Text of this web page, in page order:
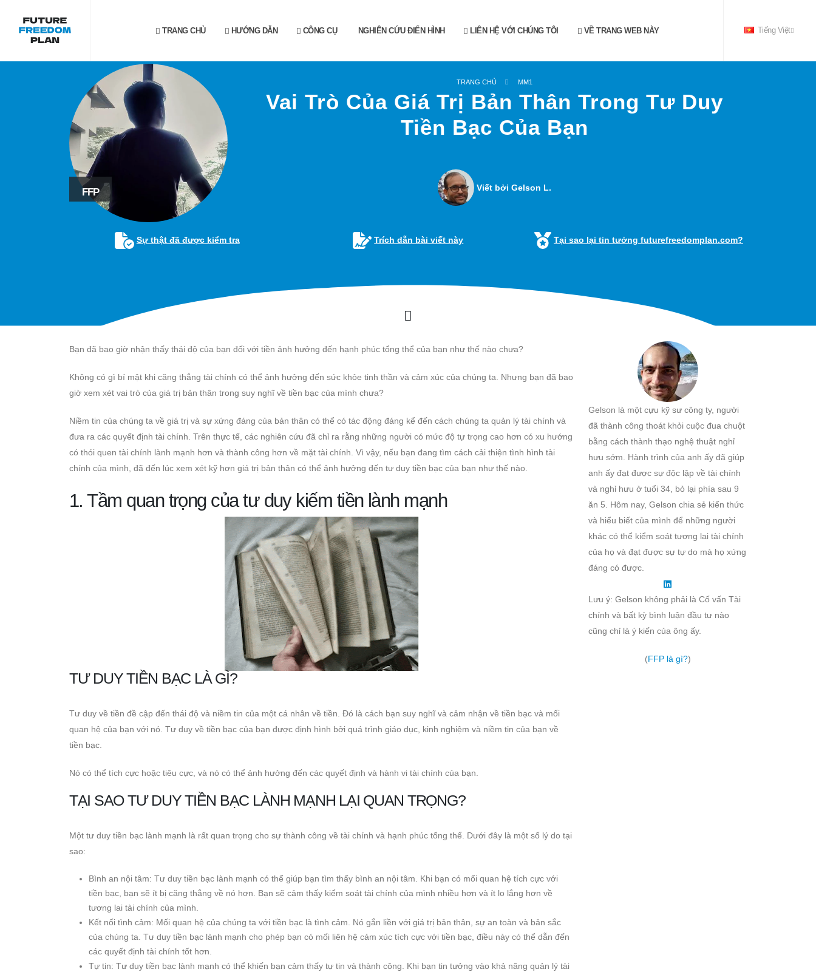
TRANG CHỦ HƯỚNG DẪN CÔNG CỤ NGHIÊN CỨU ĐIỂN HÌNH LIÊN HỆ VỚI CHÚNG TÔI VỀ TRANG WEB NÀY Tiếng Việt
FFP
TRANG CHỦ MM1
Vai Trò Của Giá Trị Bản Thân Trong Tư Duy
Tiền Bạc Của Bạn
Viết bởi Gelson L.
Sự thật đã được kiểm tra Trích dẫn bài viết này Tại sao lại tin tưởng futurefreedomplan.com?
Bạn đã bao giờ nhận thấy thái độ của bạn đối với tiền ảnh hưởng đến hạnh phúc tổng thể của bạn như thế nào chưa?
Không có gì bí mật khi căng thẳng tài chính có thể ảnh hưởng đến sức khỏe tinh thần và cảm xúc của chúng ta. Nhưng bạn đã bao
giờ xem xét vai trò của giá trị bản thân trong suy nghĩ về tiền bạc của mình chưa?
Niềm tin của chúng ta về giá trị và sự xứng đáng của bản thân có thể có tác động đáng kể đến cách chúng ta quản lý tài chính và
đưa ra các quyết định tài chính. Trên thực tế, các nghiên cứu đã chỉ ra rằng những người có mức độ tự trọng cao hơn có xu hướng
có thói quen tài chính lành mạnh hơn và thành công hơn về mặt tài chính. Vì vậy, nếu bạn đang tìm cách cải thiện tình hình tài
chính của mình, đã đến lúc xem xét kỹ hơn giá trị bản thân có thể ảnh hưởng đến tư duy tiền bạc của bạn như thế nào.
1. Tầm quan trọng của tư duy kiếm tiền lành mạnh
TƯ DUY TIỀN BẠC LÀ GÌ?
Tư duy về tiền đề cập đến thái độ và niềm tin của một cá nhân về tiền. Đó là cách bạn suy nghĩ và cảm nhận về tiền bạc và mối
quan hệ của bạn với nó. Tư duy về tiền bạc của bạn được định hình bởi quá trình giáo dục, kinh nghiệm và niềm tin của bạn về
tiền bạc.
Nó có thể tích cực hoặc tiêu cực, và nó có thể ảnh hưởng đến các quyết định và hành vi tài chính của bạn.
TẠI SAO TƯ DUY TIỀN BẠC LÀNH MẠNH LẠI QUAN TRỌNG?
Một tư duy tiền bạc lành mạnh là rất quan trọng cho sự thành công về tài chính và hạnh phúc tổng thể. Dưới đây là một số lý do tại
sao:
Bình an nội tâm: Tư duy tiền bạc lành mạnh có thể giúp bạn tìm thấy bình an nội tâm. Khi bạn có mối quan hệ tích cực với
tiền bạc, bạn sẽ ít bị căng thẳng về nó hơn. Bạn sẽ cảm thấy kiểm soát tài chính của mình nhiều hơn và ít lo lắng hơn về
tương lai tài chính của mình.
Kết nối tình cảm: Mối quan hệ của chúng ta với tiền bạc là tình cảm. Nó gắn liền với giá trị bản thân, sự an toàn và bản sắc
của chúng ta. Tư duy tiền bạc lành mạnh cho phép bạn có mối liên hệ cảm xúc tích cực với tiền bạc, điều này có thể dẫn đến
các quyết định tài chính tốt hơn.
Tự tin: Tư duy tiền bạc lành mạnh có thể khiến bạn cảm thấy tự tin và thành công. Khi bạn tin tưởng vào khả năng quản lý tài
Gelson là một cựu kỹ sư công ty, người
đã thành công thoát khỏi cuộc đua chuột
bằng cách thành thạo nghệ thuật nghỉ
hưu sớm. Hành trình của anh ấy đã giúp
anh ấy đạt được sự độc lập về tài chính
và nghỉ hưu ở tuổi 34, bỏ lại phía sau 9
ăn 5. Hôm nay, Gelson chia sẻ kiến thức
và hiểu biết của mình để những người
khác có thể kiểm soát tương lai tài chính
của họ và đạt được sự tự do mà họ xứng
đáng có được.
Lưu ý: Gelson không phải là Cố vấn Tài
chính và bất kỳ bình luận đầu tư nào
cũng chỉ là ý kiến của ông ấy.
(FFP là gì?)